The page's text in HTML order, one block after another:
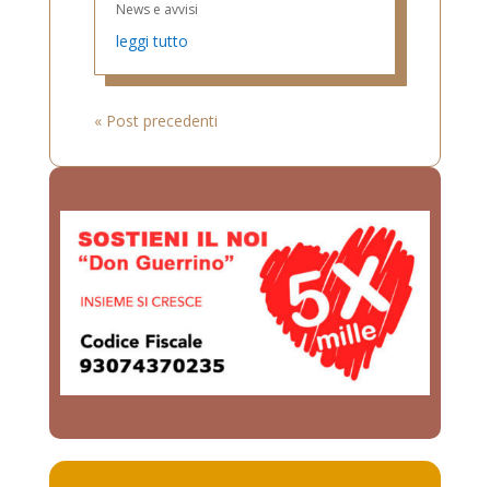
News e avvisi
leggi tutto
« Post precedenti